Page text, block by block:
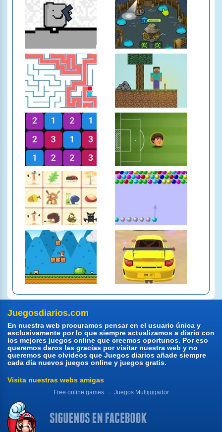
Juegosdiarios.com
En nuestra web procuramos pensar en el usuario única y
esclusivamente por lo que siempre actualizamos a diario con
los mejores juegos online que creemos oportunos. Por eso
queremos daros las gracias por visitar nuestra web y no
queremos que olvideos que Juegos diarios añade siempre
cada día nuevos juegos online y juegos gratis.
Visita nuestras webs amigas
Free online games Juegos Multijugador